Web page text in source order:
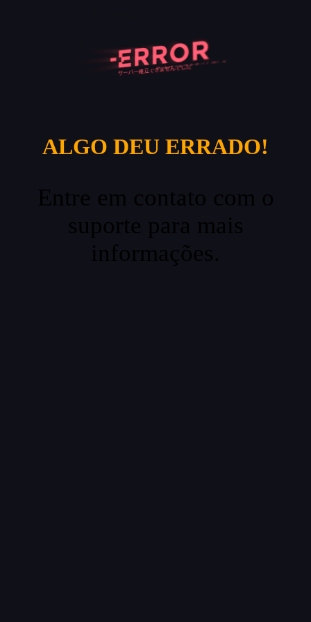
ALGO DEU ERRADO!
Entre em contato com o
suporte para mais
informações.